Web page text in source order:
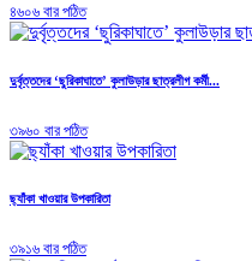
৪৬০৬ বার পঠিত
দুর্বৃত্তদের ‘ছুরিকাঘাতে’ কুলাউড়ার ছাত্রলীগ কর্মী...
৩৯৬০ বার পঠিত
ছ্যাঁকা খাওয়ার উপকারিতা
৩৯১৬ বার পঠিত